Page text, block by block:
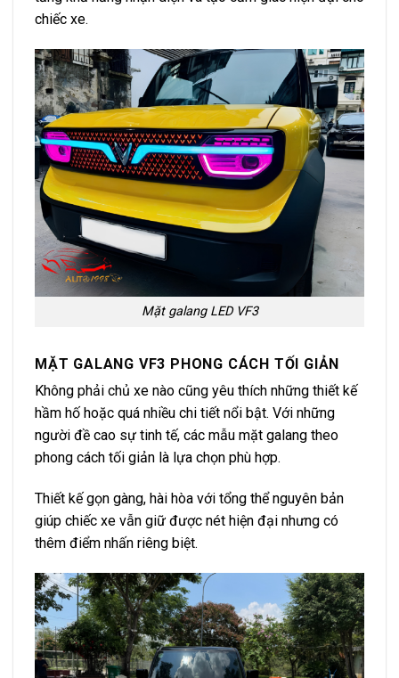
chiếc xe.
Mặt galang LED VF3
MẶT GALANG VF3 PHONG CÁCH TỐI GIẢN
Không phải chủ xe nào cũng yêu thích những thiết kế
hầm hố hoặc quá nhiều chi tiết nổi bật. Với những
người đề cao sự tinh tế, các mẫu mặt galang theo
phong cách tối giản là lựa chọn phù hợp.
Thiết kế gọn gàng, hài hòa với tổng thể nguyên bản
giúp chiếc xe vẫn giữ được nét hiện đại nhưng có
thêm điểm nhấn riêng biệt.